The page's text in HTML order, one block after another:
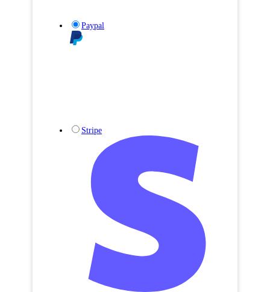
Paypal
Stripe